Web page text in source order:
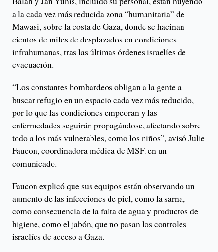
a la cada vez más reducida zona “humanitaria” de
Mawasi, sobre la costa de Gaza, donde se hacinan
cientos de miles de desplazados en condiciones
infrahumanas, tras las últimas órdenes israelíes de
evacuación.
“Los constantes bombardeos obligan a la gente a
buscar refugio en un espacio cada vez más reducido,
por lo que las condiciones empeoran y las
enfermedades seguirán propagándose, afectando sobre
todo a los más vulnerables, como los niños”, avisó Julie
Faucon, coordinadora médica de MSF, en un
comunicado.
Faucon explicó que sus equipos están observando un
aumento de las infecciones de piel, como la sarna,
como consecuencia de la falta de agua y productos de
higiene, como el jabón, que no pasan los controles
israelíes de acceso a Gaza.